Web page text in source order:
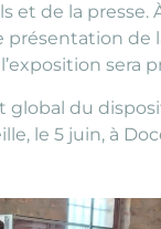
et de la presse.
présentation de
sera
global du
le 5 juin, à